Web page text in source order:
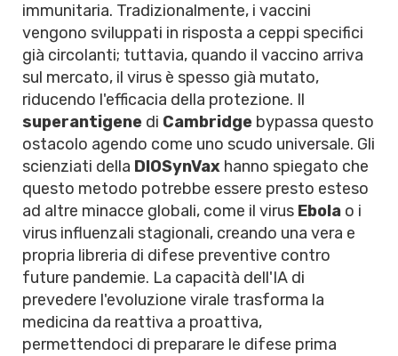
immunitaria. Tradizionalmente, i vaccini
vengono sviluppati in risposta a ceppi specifici
già circolanti; tuttavia, quando il vaccino arriva
sul mercato, il virus è spesso già mutato,
riducendo l'efficacia della protezione. Il
superantigene di Cambridge bypassa questo
ostacolo agendo come uno scudo universale. Gli
scienziati della DIOSynVax hanno spiegato che
questo metodo potrebbe essere presto esteso
ad altre minacce globali, come il virus Ebola o i
virus influenzali stagionali, creando una vera e
propria libreria di difese preventive contro
future pandemie. La capacità dell'IA di
prevedere l'evoluzione virale trasforma la
medicina da reattiva a proattiva,
permettendoci di preparare le difese prima